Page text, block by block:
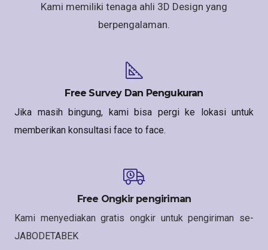
Kami memiliki tenaga ahli 3D Design yang
berpengalaman.
Free Survey Dan Pengukuran
Jika masih bingung, kami bisa pergi ke lokasi untuk
memberikan konsultasi face to face.
Free Ongkir pengiriman
Kami menyediakan gratis ongkir untuk pengiriman se-
JABODETABEK